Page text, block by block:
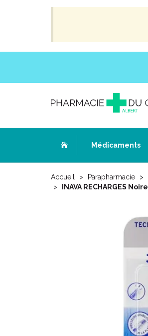
Médicaments
Accueil Parapharmacie
INAVA RECHARGES